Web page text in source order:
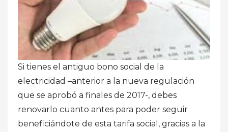
Si tienes el antiguo bono social de la
electricidad –anterior a la nueva regulación
que se aprobó a finales de 2017-, debes
renovarlo cuanto antes para poder seguir
beneficiándote de esta tarifa social, gracias a la